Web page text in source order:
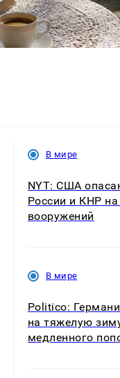
В мире
NYT: США
России и КНР
вооружений
В мире
Politico:
на тяжелую
медленного